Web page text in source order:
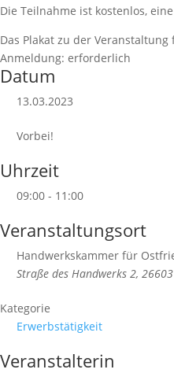
Die Teilnahme ist kostenlos,
Das Plakat zu der Veranstaltung
Anmeldung: erforderlich
Datum
13.03.2023
Vorbei!
Uhrzeit
09:00 - 11:00
Veranstaltungsort
Handwerkskammer für
Straße des Handwerks 2,
Kategorie
Erwerbstätigkeit
Veranstalterin